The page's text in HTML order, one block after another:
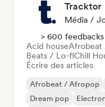
Tracktor
Média /
> 600 feedbacks
Acid houseAfrobeat
Beats / Lo-fiChill
Écrire des articles
Afrobeat / Afropop
Dream pop